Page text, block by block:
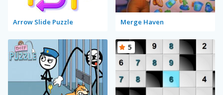
Arrow Slide Puzzle Merge Haven
5